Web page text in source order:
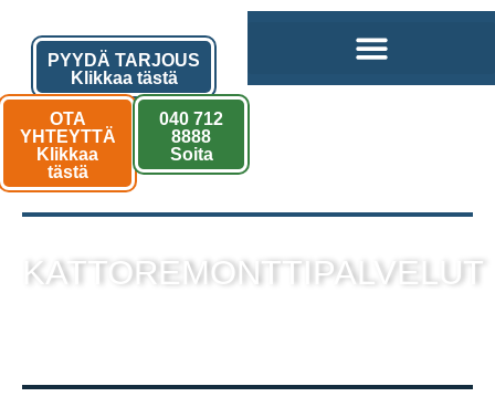
PYYDÄ TARJOUS
Klikkaa tästä
OTA
YHTEYTTÄ
Klikkaa
tästä
040 712
8888
Soita
KATTOREMONTTIPALVELUT